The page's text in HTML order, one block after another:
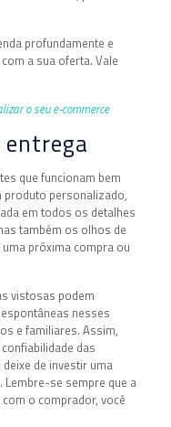
profundamente e
a sua oferta. Vale
o seu e-commerce
que funcionam bem
produto personalizado,
em todos os detalhes
também os olhos de
próxima compra ou
vistosas podem
nesses
e familiares. Assim,
das
de investir uma
se sempre que a
o comprador, você